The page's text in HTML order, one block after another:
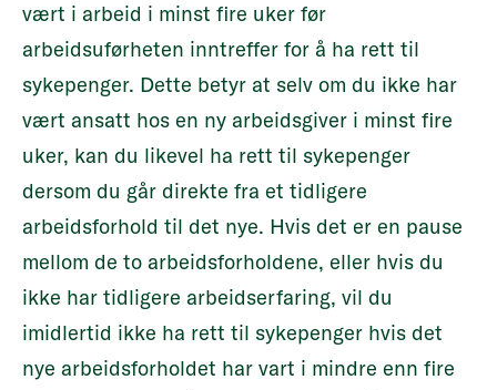
vært i arbeid i minst fire uker før
arbeidsuførheten inntreffer for å ha rett til
sykepenger. Dette betyr at selv om du ikke har
vært ansatt hos en ny arbeidsgiver i minst fire
uker, kan du likevel ha rett til sykepenger
dersom du går direkte fra et tidligere
arbeidsforhold til det nye. Hvis det er en pause
mellom de to arbeidsforholdene, eller hvis du
ikke har tidligere arbeidserfaring, vil du
imidlertid ikke ha rett til sykepenger hvis det
nye arbeidsforholdet har vart i mindre enn fire